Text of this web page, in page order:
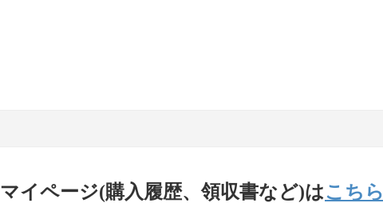
マイページ(購入履歴、領収書など)はこちら